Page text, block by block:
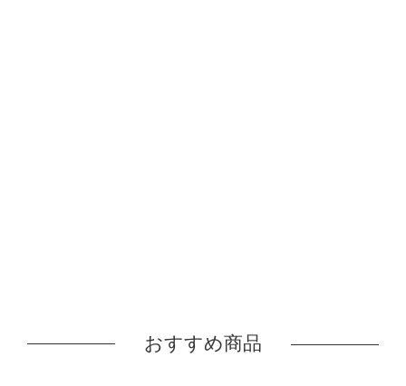
おすすめ商品